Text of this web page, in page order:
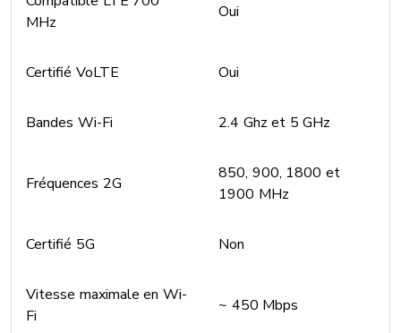
MHz
Oui
Certifié VoLTE Oui
Bandes Wi-Fi 2.4 Ghz et 5 GHz
Fréquences 2G
850, 900, 1800 et
1900 MHz
Certifié 5G Non
Vitesse maximale en Wi-
Fi
~ 450 Mbps